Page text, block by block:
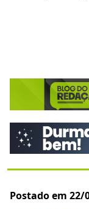
Postado em 22/